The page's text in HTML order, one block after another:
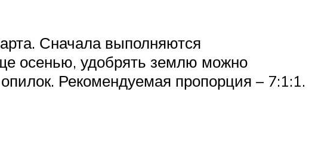
Сначала выполняются
осенью, удобрять землю можно
Рекомендуемая пропорция – 7:1:1.